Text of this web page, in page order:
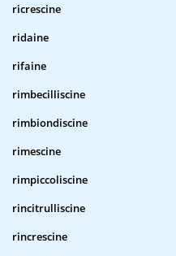
ricrescine
ridaine
rifaine
rimbecilliscine
rimbiondiscine
rimescine
rimpiccoliscine
rincitrulliscine
rincrescine